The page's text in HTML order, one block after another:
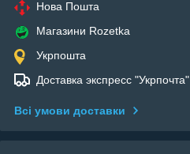
Нова Пошта
Магазини Rozetka
Укрпошта
Доставка экспресс "Укрпочта"
Всі умови доставки